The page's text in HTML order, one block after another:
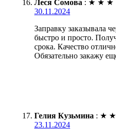
Леся Сомова : ★ ★ ★
30.11.2024
Заправку заказывала
быстро и просто.
срока. Качество
Обязательно закажу
Гелия Кузьмина : ★ ★
23.11.2024